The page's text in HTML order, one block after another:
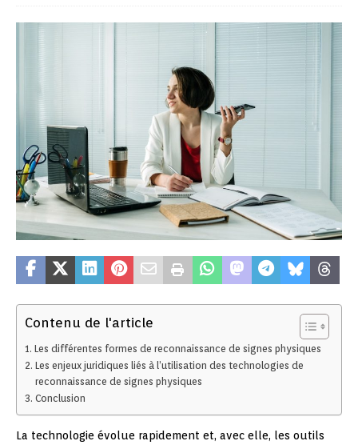
Contenu de l'article
Les différentes formes de reconnaissance de signes physiques
Les enjeux juridiques liés à l’utilisation des technologies de
reconnaissance de signes physiques
Conclusion
La technologie évolue rapidement et, avec elle, les outils